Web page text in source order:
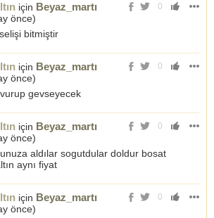
0
için Beyaz_martı
önce)
bitmiştir
0
için Beyaz_martı
önce)
gevseyecek
0
için Beyaz_martı
önce)
aldılar sogutdular doldur bosat
aynı fiyat
0
için Beyaz_martı
önce)